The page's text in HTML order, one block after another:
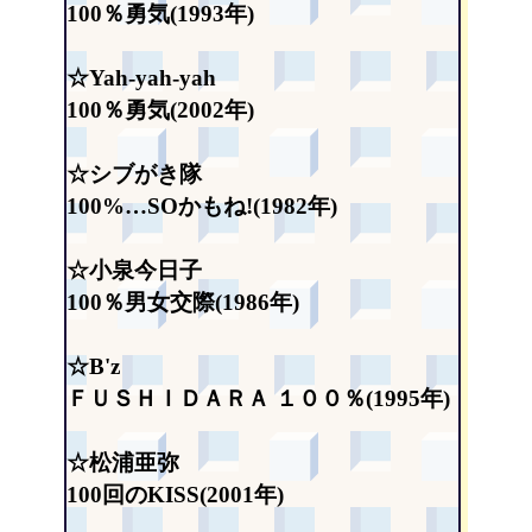
100％勇気(1993年)
☆Yah-yah-yah
100％勇気(2002年)
☆シブがき隊
100%…SOかもね!(1982年)
☆小泉今日子
100％男女交際(1986年)
☆B'z
ＦＵＳＨＩＤＡＲＡ １００％(1995年)
☆松浦亜弥
100回のKISS(2001年)